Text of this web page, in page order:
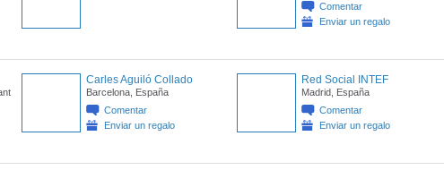
Comentar
Enviar un regalo
Carles Aguiló Collado
Barcelona, España
Comentar
Enviar un regalo
Red Social INTEF
Madrid, España
Comentar
Enviar un regalo